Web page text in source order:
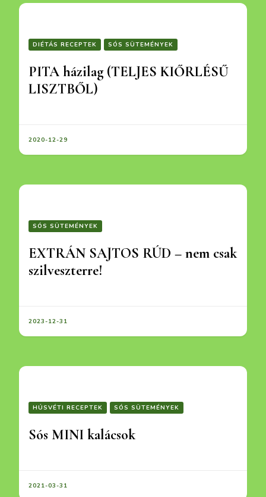
DIÉTÁS RECEPTEK SÓS SÜTEMÉNYEK
PITA házilag (TELJES KIŐRLÉSŰ
LISZTBŐL)
2020-12-29
SÓS SÜTEMÉNYEK
EXTRÁN SAJTOS RÚD – nem csak
szilveszterre!
2023-12-31
HÚSVÉTI RECEPTEK SÓS SÜTEMÉNYEK
Sós MINI kalácsok
2021-03-31